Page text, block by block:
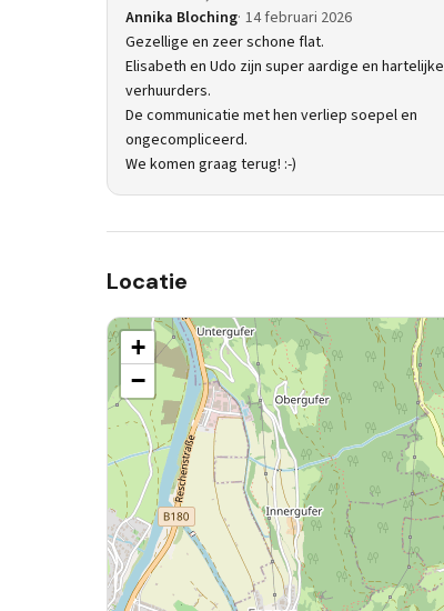
Annika Bloching 14 februari 2026
Gezellige en zeer schone flat.
Elisabeth en Udo zijn super aardige en hartelijke
verhuurders.
De communicatie met hen verliep soepel en
ongecompliceerd.
We komen graag terug! :-)
Locatie
+
−